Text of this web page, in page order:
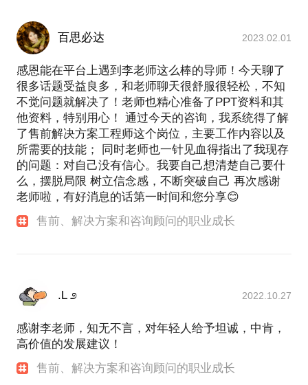
百思必达 2023.02.01
感恩能在平台上遇到李老师这么棒的导师！今天聊了
很多话题受益良多，和老师聊天很舒服很轻松，不知
不觉问题就解决了！老师也精心准备了PPT资料和其
他资料，特别用心！ 通过今天的咨询，我系统得了解
了售前解决方案工程师这个岗位，主要工作内容以及
所需要的技能； 同时老师也一针见血得指出了我现存
的问题：对自己没有信心。我要自己想清楚自己要什
么，摆脱局限 树立信念感，不断突破自己 再次感谢
老师啦，有好消息的话第一时间和您分享😊
售前、解决方案和咨询顾问的职业成长
.L ೨ 2022.10.27
感谢李老师，知无不言，对年轻人给予坦诚，中肯，
高价值的发展建议！
售前、解决方案和咨询顾问的职业成长